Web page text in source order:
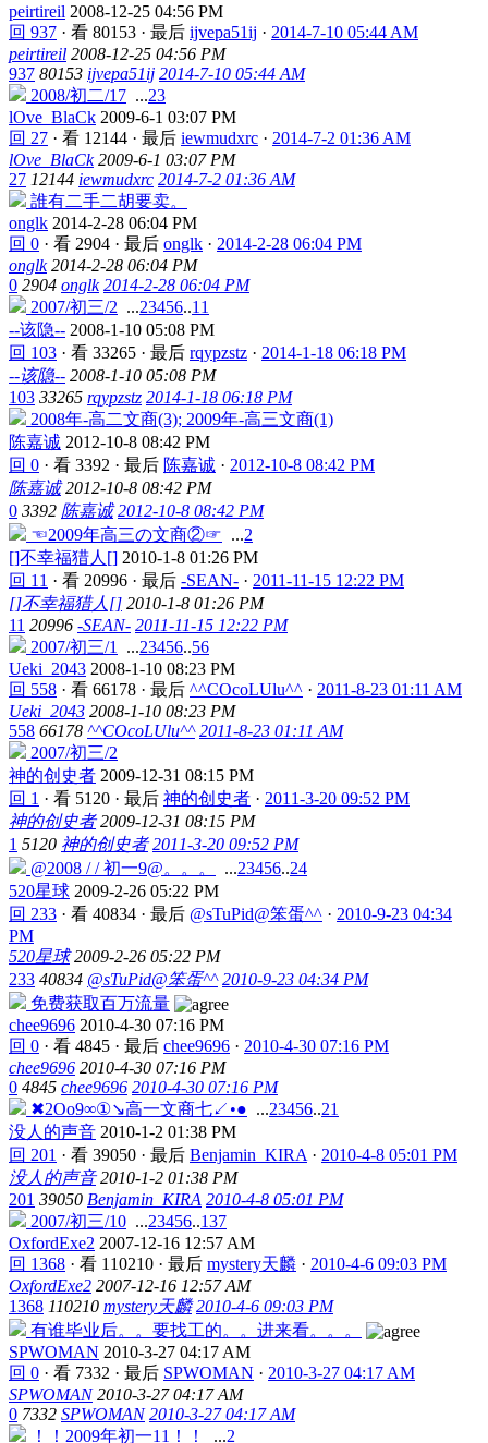
peirtireil 2008-12-25 04:56 PM
回 937 · 看 80153 · 最后 ijvepa51ij · 2014-7-10 05:44 AM
peirtireil 2008-12-25 04:56 PM
937 80153 ijvepa51ij 2014-7-10 05:44 AM
2008/初二/17 ...23
lOve_BlaCk 2009-6-1 03:07 PM
回 27 · 看 12144 · 最后 iewmudxrc · 2014-7-2 01:36 AM
lOve_BlaCk 2009-6-1 03:07 PM
27 12144 iewmudxrc 2014-7-2 01:36 AM
誰有二手二胡要卖。
onglk 2014-2-28 06:04 PM
回 0 · 看 2904 · 最后 onglk · 2014-2-28 06:04 PM
onglk 2014-2-28 06:04 PM
0 2904 onglk 2014-2-28 06:04 PM
2007/初三/2 ...23456..11
--该隐-- 2008-1-10 05:08 PM
回 103 · 看 33265 · 最后 rqypzstz · 2014-1-18 06:18 PM
--该隐-- 2008-1-10 05:08 PM
103 33265 rqypzstz 2014-1-18 06:18 PM
2008年-高二文商(3); 2009年-高三文商(1)
陈嘉诚 2012-10-8 08:42 PM
回 0 · 看 3392 · 最后 陈嘉诚 · 2012-10-8 08:42 PM
陈嘉诚 2012-10-8 08:42 PM
0 3392 陈嘉诚 2012-10-8 08:42 PM
☜2009年高三の文商②☞ ...2
[]不幸福猎人[] 2010-1-8 01:26 PM
回 11 · 看 20996 · 最后 -SEAN- · 2011-11-15 12:22 PM
[]不幸福猎人[] 2010-1-8 01:26 PM
11 20996 -SEAN- 2011-11-15 12:22 PM
2007/初三/1
...23456..56
Ueki_2043 2008-1-10 08:23 PM
回 558 · 看 66178 · 最后 ^^COcoLUlu^^ · 2011-8-23 01:11 AM
Ueki_2043 2008-1-10 08:23 PM
558 66178 ^^COcoLUlu^^ 2011-8-23 01:11 AM
2007/初三/2
神的创史者 2009-12-31 08:15 PM
回 1 · 看 5120 · 最后 神的创史者 · 2011-3-20 09:52 PM
神的创史者 2009-12-31 08:15 PM
1 5120 神的创史者 2011-3-20 09:52 PM
@2008 / / 初一9@。。。
...23456..24
520星球 2009-2-26 05:22 PM
回 233 · 看 40834 · 最后 @sTuPid@笨蛋^^ · 2010-9-23 04:34
PM
520星球 2009-2-26 05:22 PM
233 40834 @sTuPid@笨蛋^^ 2010-9-23 04:34 PM
免费获取百万流量
chee9696 2010-4-30 07:16 PM
回 0 · 看 4845 · 最后 chee9696 · 2010-4-30 07:16 PM
chee9696 2010-4-30 07:16 PM
0 4845 chee9696 2010-4-30 07:16 PM
✖2Oo9∞①↘高一文商七↙•● ...23456..21
没人的声音 2010-1-2 01:38 PM
回 201 · 看 39050 · 最后 Benjamin_KIRA · 2010-4-8 05:01 PM
没人的声音 2010-1-2 01:38 PM
201 39050 Benjamin_KIRA 2010-4-8 05:01 PM
2007/初三/10 ...23456..137
OxfordExe2 2007-12-16 12:57 AM
回 1368 · 看 110210 · 最后 mystery天麟 · 2010-4-6 09:03 PM
OxfordExe2 2007-12-16 12:57 AM
1368 110210 mystery天麟 2010-4-6 09:03 PM
有谁毕业后。。要找工的。。进来看。。。
SPWOMAN 2010-3-27 04:17 AM
回 0 · 看 7332 · 最后 SPWOMAN · 2010-3-27 04:17 AM
SPWOMAN 2010-3-27 04:17 AM
0 7332 SPWOMAN 2010-3-27 04:17 AM
！！2009年初一11！！
...2